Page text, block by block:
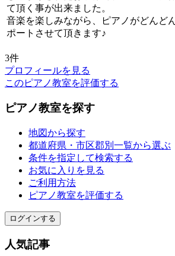
て頂く事が出来ました。
音楽を楽しみながら、ピアノがどんど
ポートさせて頂きます♪
3件
プロフィールを見る
このピアノ教室を評価する
ピアノ教室を探す
地図から探す
都道府県・市区郡別一覧から選ぶ
条件を指定して検索する
お気に入りを見る
ご利用方法
ピアノ教室を評価する
ログインする
人気記事